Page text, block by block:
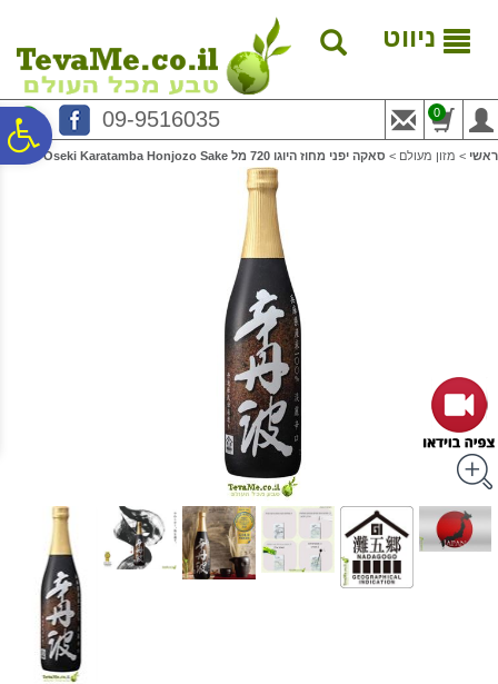
נגישות
המרכזי
ניווט
09-9516035 0
ראשי > מזון מעולם > סאקה יפני מחוז היוגו 720 מל Oseki Karatamba Honjozo Sake